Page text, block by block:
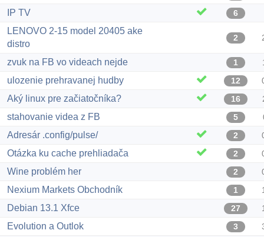
IP TV 6
LENOVO 2-15 model 20405 ake
distro
2
zvuk na FB vo videach nejde 1
ulozenie prehravanej hudby 12
Aký linux pre začiatočníka? 16
stahovanie videa z FB 5
Adresár .config/pulse/ 2
Otázka ku cache prehliadača 2
Wine problém her 2
Nexium Markets Obchodník 1
Debian 13.1 Xfce 27
Evolution a Outlok 3